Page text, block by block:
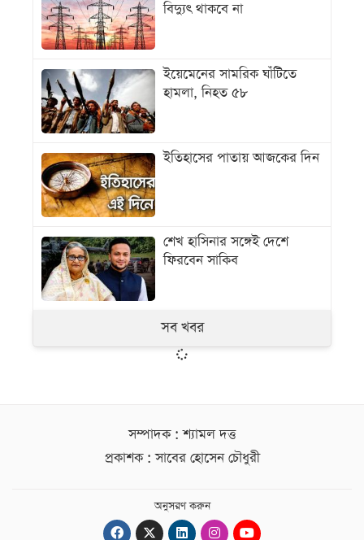
বিদ্যুৎ থাকবে না
ইয়েমেনের সামরিক ঘাঁটিতে
হামলা, নিহত ৫৮
ইতিহাসের পাতায় আজকের দিন
শেখ হাসিনার সঙ্গেই দেশে
ফিরবেন সাকিব
সব খবর
সম্পাদক : শ্যামল দত্ত
প্রকাশক : সাবের হোসেন চৌধুরী
অনুসরণ করুন